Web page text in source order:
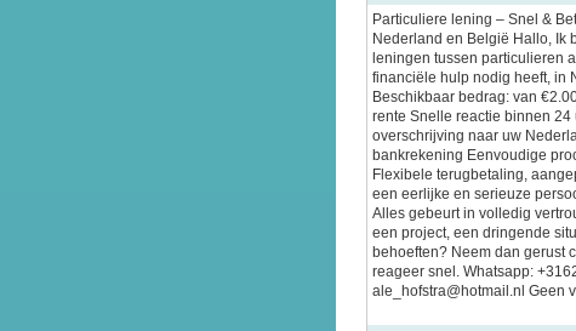
Particuliere lening – Snel &
Nederland en België Hallo, Ik
leningen tussen particulieren
financiële hulp nodig heeft, in
Beschikbaar bedrag: van
rente Snelle reactie binnen 24
overschrijving naar uw
bankrekening Eenvoudige
Flexibele terugbetaling,
een eerlijke en serieuze
Alles gebeurt in volledig
een project, een dringende
behoeften? Neem dan gerust
reageer snel. Whatsapp:
ale_hofstra@hotmail.nl Geen